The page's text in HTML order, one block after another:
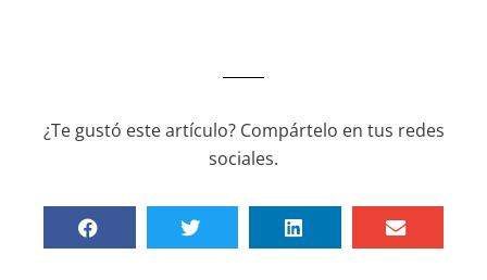
¿Te gustó este artículo? Compártelo en tus redes
sociales.